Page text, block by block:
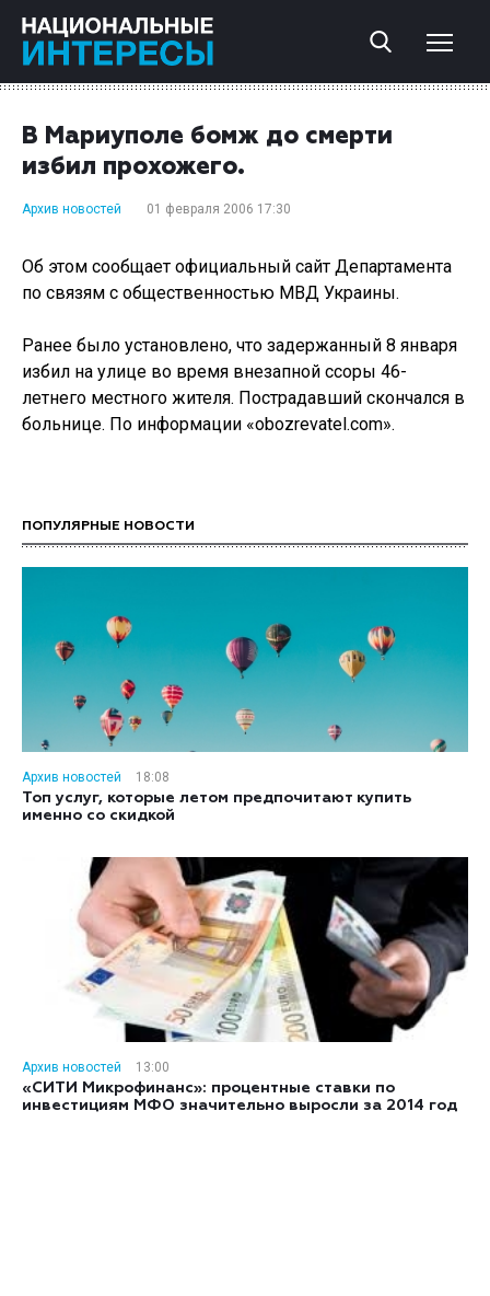
В Мариуполе бомж до смерти
избил прохожего.
Архив новостей 01 февраля 2006 17:30
Об этом сообщает официальный сайт Департамента
по связям с общественностью МВД Украины.
Ранее было установлено, что задержанный 8 января
избил на улице во время внезапной ссоры 46-
летнего местного жителя. Пострадавший скончался в
больнице. По информации «obozrevatel.com».
ПОПУЛЯРНЫЕ НОВОСТИ
Архив новостей
18:08
Топ услуг, которые летом предпочитают купить
именно со скидкой
Архив новостей
13:00
«СИТИ Микрофинанс»: процентные ставки по
инвестициям МФО значительно выросли за 2014 год